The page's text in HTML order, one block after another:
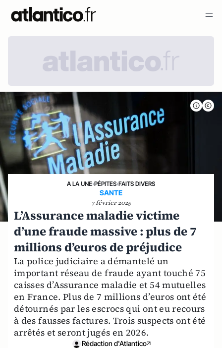
A LA UNE›PÉPITES›FAITS DIVERS
SANTE
7 février 2025
L’Assurance maladie victime
d’une fraude massive : plus de 7
millions d’euros de préjudice
La police judiciaire a démantelé un
important réseau de fraude ayant touché 75
caisses d’Assurance maladie et 54 mutuelles
en France. Plus de 7 millions d’euros ont été
détournés par les escrocs qui ont eu recours
à des fausses factures. Trois suspects ont été
arrêtés et seront jugés en 2026.
Rédaction d'Atlantico